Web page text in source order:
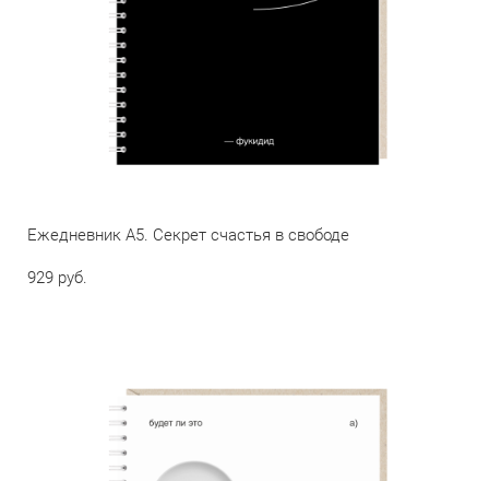
Ежедневник А5. Секрет счастья в свободе
929 pуб.